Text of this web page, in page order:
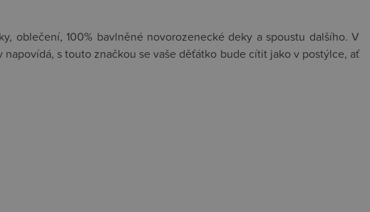
oblečení, 100% bavlněné novorozenecké deky a spoustu dalšího. V
s touto značkou se vaše děťátko bude cítit jako v postýlce, ať